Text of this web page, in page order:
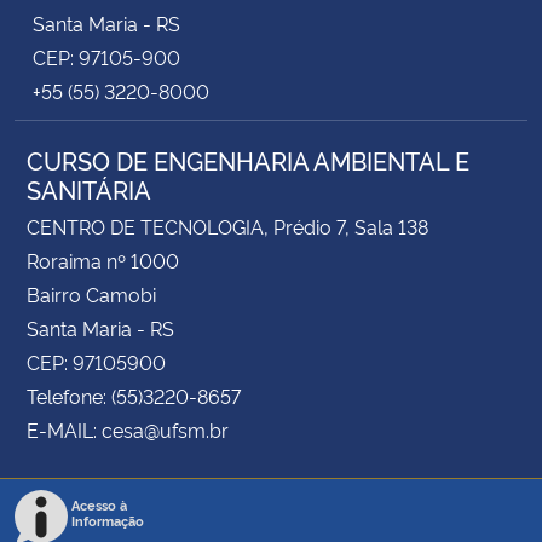
Santa Maria - RS
CEP: 97105-900
+55 (55) 3220-8000
CURSO DE ENGENHARIA AMBIENTAL E
SANITÁRIA
CENTRO DE TECNOLOGIA, Prédio 7, Sala 138
Roraima nº 1000
Bairro Camobi
Santa Maria - RS
CEP: 97105900
Telefone: (55)3220-8657
E-MAIL: cesa@ufsm.br
Acesso à
Informação